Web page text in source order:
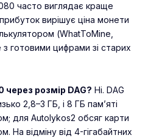
часто виглядає краще
вирішує ціна монети
(WhatToMine,
готовими цифрами зі старих
через розмір DAG? Ні. DAG
2,8–3 ГБ, і 8 ГБ пам’яті
для Autolykos2 обсяг карти
На відміну від 4-гігабайтних